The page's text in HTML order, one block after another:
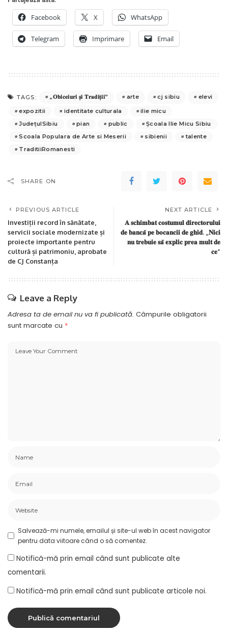
Facebook X WhatsApp
Telegram Imprimare Email
TAGS: „𝐎𝐛𝐢𝐜𝐞𝐢𝐮𝐫𝐢 𝐬̦𝐢 𝐓𝐫𝐚𝐝𝐢𝐭̦𝐢𝐢” arte cj sibiu
elevi
expozitii
identitate culturala
ilie micu
JudețulSibiu
pian public
Școala Ilie Micu Sibiu
Scoala Populara de Arte si Meserii
sibienii
talente
TraditiiRomanesti
SHARE ON
PREVIOUS ARTICLE
Investiții record în sănătate,
servicii sociale modernizate și
proiecte importante pentru
cultură și patrimoniu, aprobate
de CJ Constanța
NEXT ARTICLE
𝐀 𝐬𝐜𝐡𝐢𝐦𝐛𝐚𝐭 𝐜𝐨𝐬𝐭𝐮𝐦𝐮𝐥 𝐝𝐢𝐫𝐞𝐜𝐭𝐨𝐫𝐮𝐥𝐮𝐢
𝐝𝐞 𝐛𝐚𝐧𝐜𝐚̆ 𝐩𝐞 𝐛𝐨𝐜𝐚𝐧𝐜𝐢𝐢 𝐝𝐞 𝐠𝐡𝐢𝐝. „𝐍𝐢𝐜𝐢
𝐧𝐮 𝐭𝐫𝐞𝐛𝐮𝐢𝐞 𝐬𝐚̆ 𝐞𝐱𝐩𝐥𝐢𝐜 𝐩𝐫𝐞𝐚 𝐦𝐮𝐥𝐭 𝐝𝐞
𝐜𝐞”
Leave a Reply
Adresa ta de email nu va fi publicată. Câmpurile obligatorii
sunt marcate cu *
Salvează-mi numele, emailul și site-ul web în acest navigator
pentru data viitoare când o să comentez.
Notifică-mă prin email când sunt publicate alte
comentarii.
Notifică-mă prin email când sunt publicate articole noi.